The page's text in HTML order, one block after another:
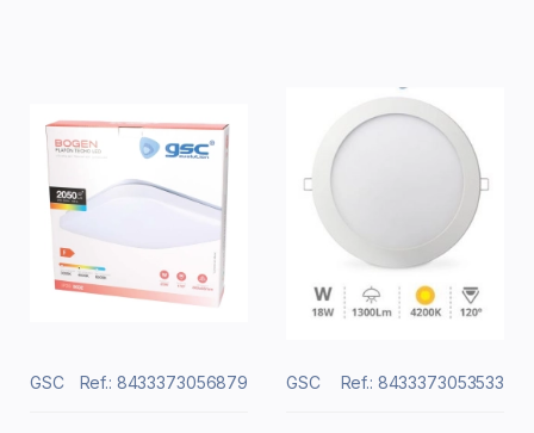
GSC Ref.: 8433373056879 GSC Ref.: 8433373053533